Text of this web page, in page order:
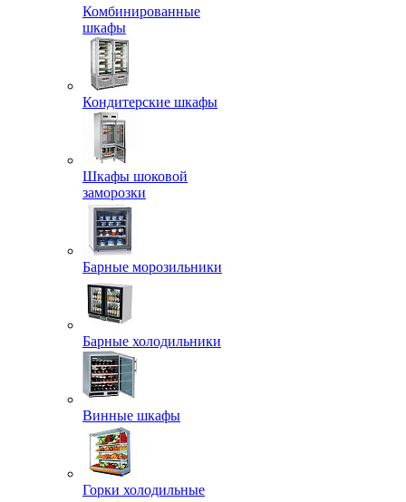
Комбинированные
шкафы
Кондитерские шкафы
Шкафы шоковой
заморозки
Барные морозильники
Барные холодильники
Винные шкафы
Горки холодильные